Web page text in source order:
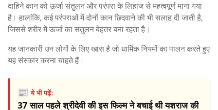
दाहिने कान को ऊर्जा संतुलन और परंपरा के लिहाज से महत्वपूर्ण माना गया
है। हालांकि, कई परंपराओं में दोनों कान छिदवाने की भी सलाह दी जाती है,
जिससे शरीर में ऊर्जा का संतुलन बेहतर बना रहता है।
यह जानकारी उन लोगों के लिए खास है जो धार्मिक नियमों का पालन करते हुए
यह संस्कार करना चाहते हैं।
📰ये भी पढ़ें:
37 साल पहले श्रीदेवी की इस फिल्म ने बचाई थी यशराज की